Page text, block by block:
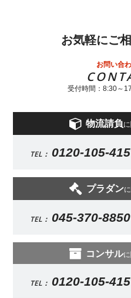
お気軽にご
お問い合
受付時間：8:30～
物流請負
TEL： 0120-105-415
プラダン
TEL： 045-370-8850
コンサル
TEL： 0120-105-415